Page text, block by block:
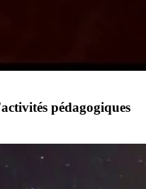
pédagogiques